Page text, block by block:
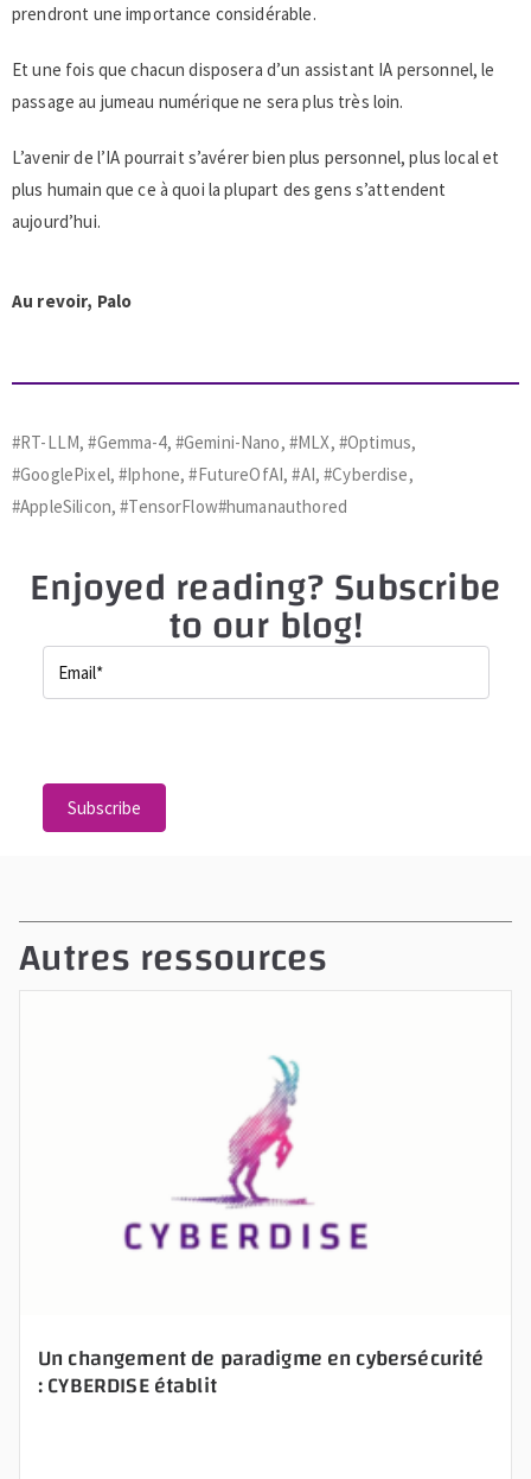
prendront une importance considérable.
Et une fois que chacun disposera d’un assistant IA personnel, le
passage au jumeau numérique ne sera plus très loin.
L’avenir de l’IA pourrait s’avérer bien plus personnel, plus local et
plus humain que ce à quoi la plupart des gens s’attendent
aujourd’hui.
Au revoir, Palo
#RT-LLM, #Gemma-4, #Gemini-Nano, #MLX, #Optimus,
#GooglePixel, #Iphone, #FutureOfAI, #AI, #Cyberdise,
#AppleSilicon, #TensorFlow#humanauthored
Enjoyed reading? Subscribe
to our blog!
e
a
e
m
Autres ressources
Un changement de paradigme en cybersécurité
: CYBERDISE établit